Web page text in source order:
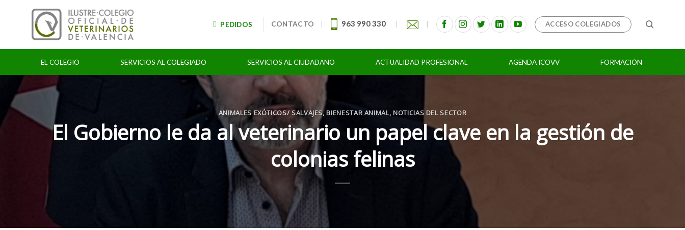
PEDIDOS CONTACTO | 963 990 330 | | ACCESO COLEGIADOS
EL COLEGIO SERVICIOS AL COLEGIADO SERVICIOS AL CIUDADANO ACTUALIDAD PROFESIONAL AGENDA ICOVV FORMACIÓN
ANIMALES EXÓTICOS/ SALVAJES,BIENESTAR ANIMAL,NOTICIAS DEL SECTOR
El Gobierno le da al veterinario un papel clave en la gestión de
colonias felinas